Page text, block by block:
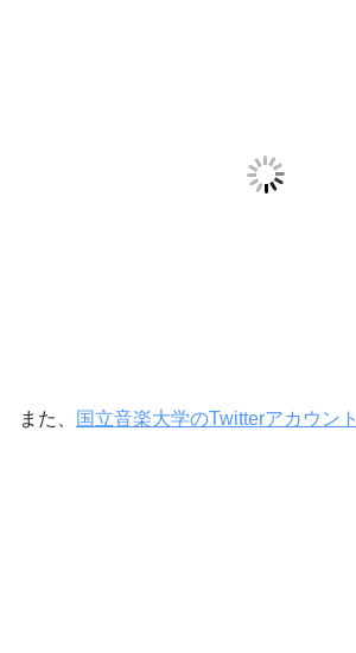
また、 国立音楽大学のTwitterアカウント